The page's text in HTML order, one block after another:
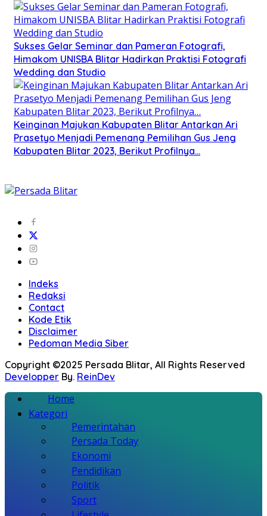
Sukses Gelar Seminar dan Pameran Fotografi,
Himakom UNISBA Blitar Hadirkan Praktisi Fotografi
Wedding dan Studio
Keinginan Majukan Kabupaten Blitar Antarkan Ari
Prasetyo Menjadi Pemenang Pemilihan Gus Jeng
Kabupaten Blitar 2023, Berikut Profilnya…
Indeks
Redaksi
Contact
Kode Etik
Disclaimer
Pedoman Media Siber
Copyright ©2025 Persada Blitar, All Rights Reserved
Developper By. ReinDev
Home
Kategori
Pemerintahan
Persada Today
Ekonomi
Pendidikan
Politik
Sport